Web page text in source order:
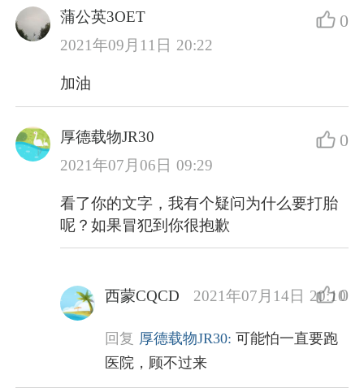
蒲公英3OET
2021年09月11日 20:22
0
加油
厚德载物JR30
2021年07月06日 09:29
0
看了你的文字，我有个疑问为什么要打胎
呢？如果冒犯到你很抱歉
西蒙CQCD 2021年07月14日 20:10
0
回复 厚德载物JR30: 可能怕一直要跑
医院，顾不过来